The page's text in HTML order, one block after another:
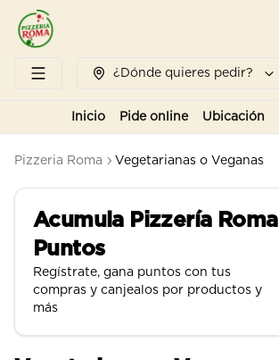
¿Dónde quieres pedir?
Inicio Pide online Ubicación
Pizzeria Roma Vegetarianas o Veganas
Acumula Pizzería Roma
Puntos
Regístrate, gana puntos con tus
compras y canjealos por productos y
más